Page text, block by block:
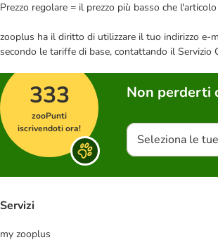
Prezzo regolare = il prezzo più basso che
zooplus ha il diritto di utilizzare il tuo indirizzo e-
secondo le tariffe di base, contattando il
333
zooPunti
iscrivendoti ora!
Non perderti
Seleziona le
Servizi
my zooplus